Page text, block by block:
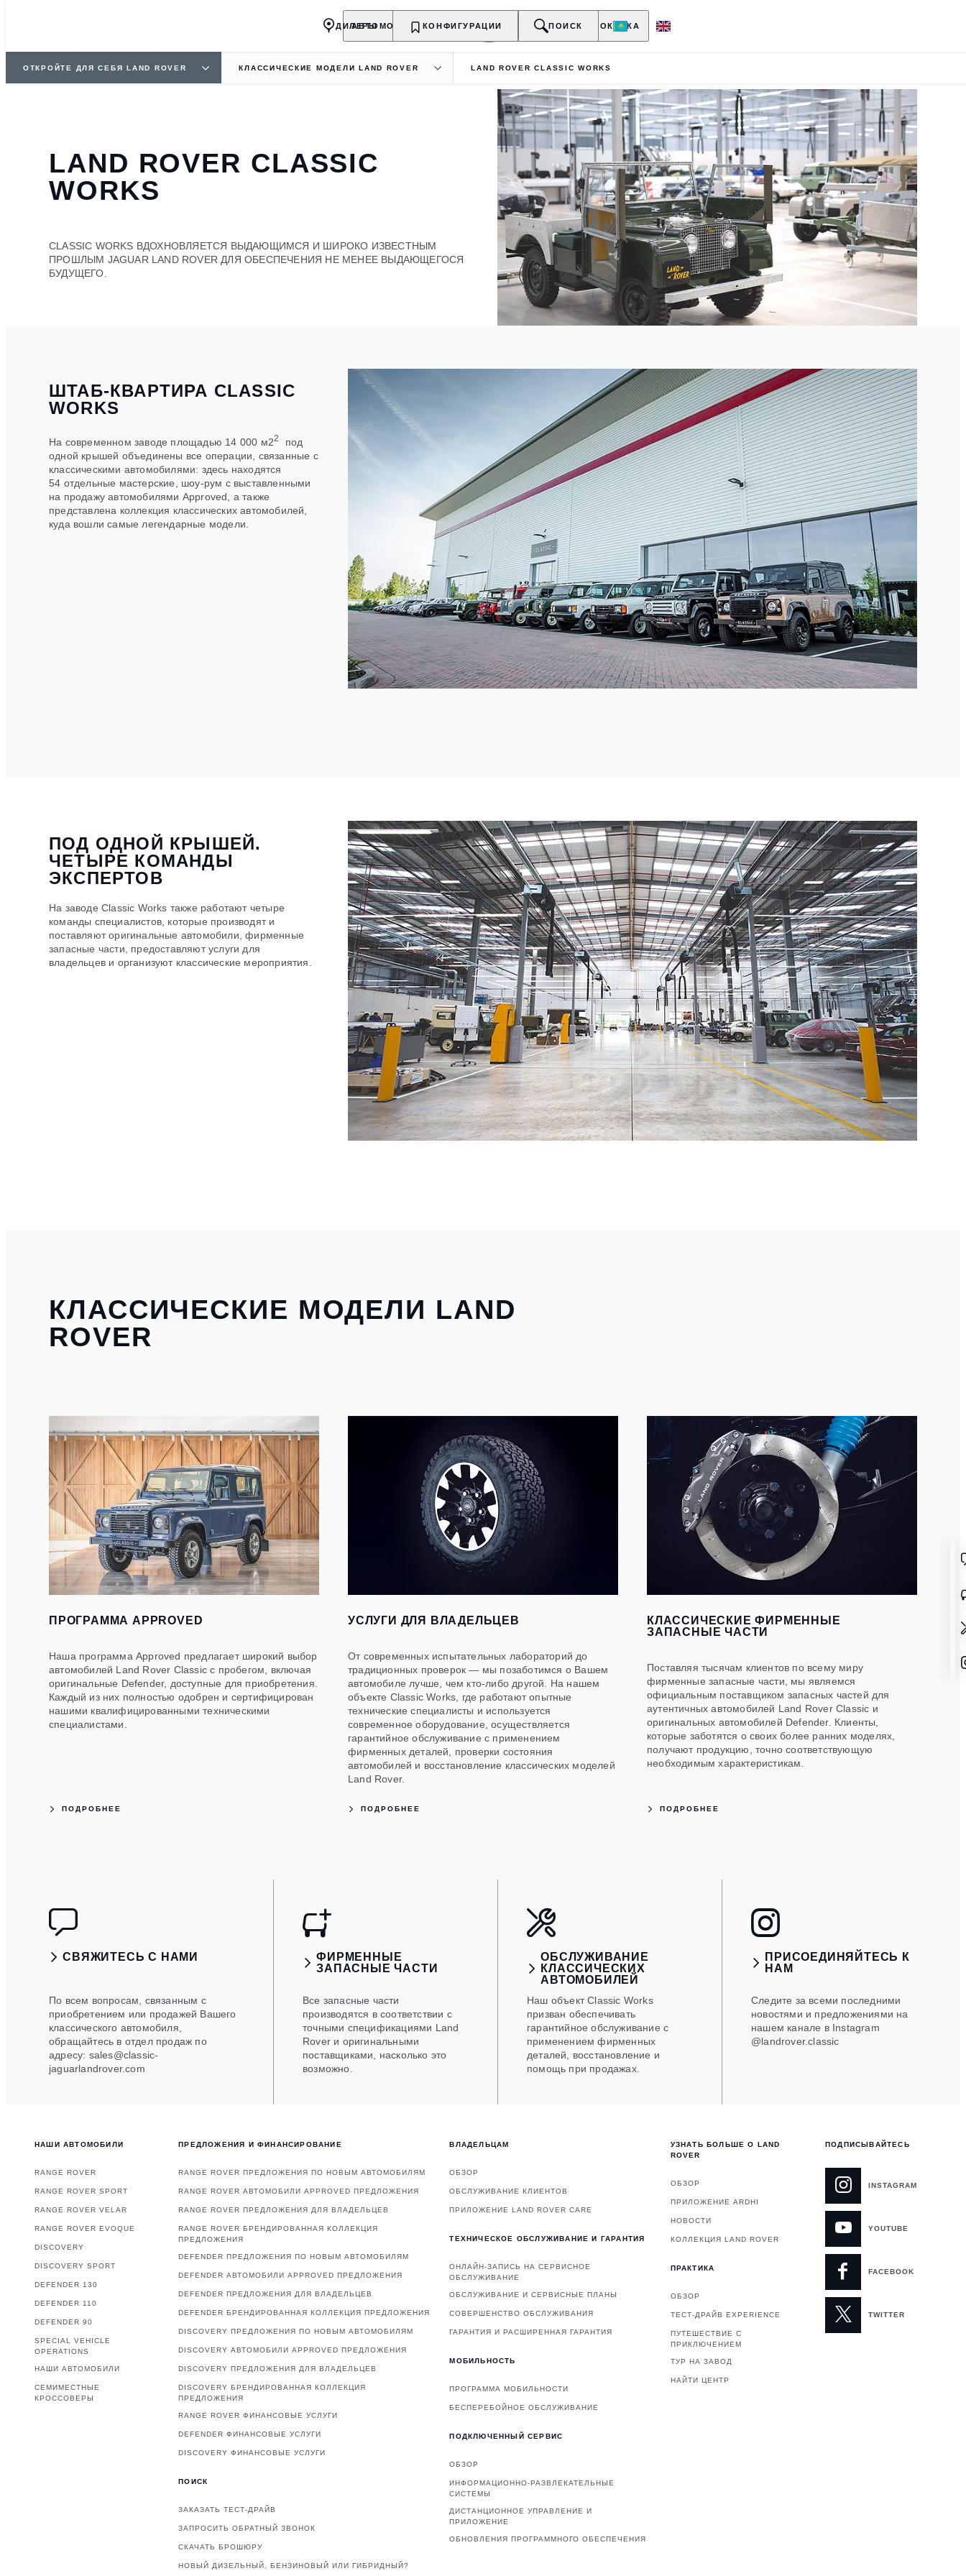
АВТОМОБИЛИ ВЛАДЕЛЬЦАМ О БРЕНДЕ ПОКУПКА
ДИЛЕРЫ КОНФИГУРАЦИИ ПОИСК
ОТКРОЙТЕ ДЛЯ СЕБЯ LAND ROVER КЛАССИЧЕСКИЕ МОДЕЛИ LAND ROVER LAND ROVER CLASSIC WORKS
LAND ROVER CLASSIC
WORKS
CLASSIC WORKS ВДОХНОВЛЯЕТСЯ ВЫДАЮЩИМСЯ И ШИРОКО ИЗВЕСТНЫМ
ПРОШЛЫМ JAGUAR LAND ROVER ДЛЯ ОБЕСПЕЧЕНИЯ НЕ МЕНЕЕ ВЫДАЮЩЕГОСЯ
БУДУЩЕГО.
ШТАБ-КВАРТИРА CLASSIC
WORKS
На современном заводе площадью 14 000 м22
под
одной крышей объединены все операции, связанные с
классическими автомобилями: здесь находятся
54 отдельные мастерские, шоу-рум с выставленными
на продажу автомобилями Approved, а также
представлена коллекция классических автомобилей,
куда вошли самые легендарные модели.
ПОД ОДНОЙ КРЫШЕЙ.
ЧЕТЫРЕ КОМАНДЫ
ЭКСПЕРТОВ
На заводе Classic Works также работают четыре
команды специалистов, которые производят и
поставляют оригинальные автомобили, фирменные
запасные части, предоставляют услуги для
владельцев и организуют классические мероприятия.
КЛАССИЧЕСКИЕ МОДЕЛИ LAND
ROVER
ПРОГРАММА APPROVED
Наша программа Approved предлагает широкий выбор
автомобилей Land Rover Classic с пробегом, включая
оригинальные Defender, доступные для приобретения.
Каждый из них полностью одобрен и сертифицирован
нашими квалифицированными техническими
специалистами.
ПОДРОБНЕЕ
УСЛУГИ ДЛЯ ВЛАДЕЛЬЦЕВ
От современных испытательных лабораторий до
традиционных проверок — мы позаботимся о Вашем
автомобиле лучше, чем кто-либо другой. На нашем
объекте Classic Works, где работают опытные
технические специалисты и используется
современное оборудование, осуществляется
гарантийное обслуживание с применением
фирменных деталей, проверки состояния
автомобилей и восстановление классических моделей
Land Rover.
ПОДРОБНЕЕ
КЛАССИЧЕСКИЕ ФИРМЕННЫЕ
ЗАПАСНЫЕ ЧАСТИ
Поставляя тысячам клиентов по всему миру
фирменные запасные части, мы являемся
официальным поставщиком запасных частей для
аутентичных автомобилей Land Rover Classic и
оригинальных автомобилей Defender. Клиенты,
которые заботятся о своих более ранних моделях,
получают продукцию, точно соответствующую
необходимым характеристикам.
ПОДРОБНЕЕ
СВЯЖИТЕСЬ С НАМИ
По всем вопросам, связанным с
приобретением или продажей Вашего
классического автомобиля,
обращайтесь в отдел продаж по
адресу: sales@classic-
jaguarlandrover.com
ФИРМЕННЫЕ
ЗАПАСНЫЕ ЧАСТИ
Все запасные части
производятся в соответствии с
точными спецификациями Land
Rover и оригинальными
поставщиками, насколько это
возможно.
ОБСЛУЖИВАНИЕ
КЛАССИЧЕСКИХ
АВТОМОБИЛЕЙ
Наш объект Classic Works
призван обеспечивать
гарантийное обслуживание с
применением фирменных
деталей, восстановление и
помощь при продажах.
ПРИСОЕДИНЯЙТЕСЬ К
НАМ
Следите за всеми последними
новостями и предложениями на
нашем канале в Instagram
@landrover.classic
НАШИ АВТОМОБИЛИ
RANGE ROVER
RANGE ROVER SPORT
RANGE ROVER VELAR
RANGE ROVER EVOQUE
DISCOVERY
DISCOVERY SPORT
DEFENDER 130
DEFENDER 110
DEFENDER 90
SPECIAL VEHICLE
OPERATIONS
НАШИ АВТОМОБИЛИ
СЕМИМЕСТНЫЕ
КРОССОВЕРЫ
ПРЕДЛОЖЕНИЯ И ФИНАНСИРОВАНИЕ
RANGE ROVER ПРЕДЛОЖЕНИЯ ПО НОВЫМ АВТОМОБИЛЯМ
RANGE ROVER АВТОМОБИЛИ APPROVED ПРЕДЛОЖЕНИЯ
RANGE ROVER ПРЕДЛОЖЕНИЯ ДЛЯ ВЛАДЕЛЬЦЕВ
RANGE ROVER БРЕНДИРОВАННАЯ КОЛЛЕКЦИЯ
ПРЕДЛОЖЕНИЯ
DEFENDER ПРЕДЛОЖЕНИЯ ПО НОВЫМ АВТОМОБИЛЯМ
DEFENDER АВТОМОБИЛИ APPROVED ПРЕДЛОЖЕНИЯ
DEFENDER ПРЕДЛОЖЕНИЯ ДЛЯ ВЛАДЕЛЬЦЕВ
DEFENDER БРЕНДИРОВАННАЯ КОЛЛЕКЦИЯ ПРЕДЛОЖЕНИЯ
DISCOVERY ПРЕДЛОЖЕНИЯ ПО НОВЫМ АВТОМОБИЛЯМ
DISCOVERY АВТОМОБИЛИ APPROVED ПРЕДЛОЖЕНИЯ
DISCOVERY ПРЕДЛОЖЕНИЯ ДЛЯ ВЛАДЕЛЬЦЕВ
DISCOVERY БРЕНДИРОВАННАЯ КОЛЛЕКЦИЯ
ПРЕДЛОЖЕНИЯ
RANGE ROVER ФИНАНСОВЫЕ УСЛУГИ
DEFENDER ФИНАНСОВЫЕ УСЛУГИ
DISCOVERY ФИНАНСОВЫЕ УСЛУГИ
ПОИСК
ЗАКАЗАТЬ ТЕСТ-ДРАЙВ
ЗАПРОСИТЬ ОБРАТНЫЙ ЗВОНОК
СКАЧАТЬ БРОШЮРУ
НОВЫЙ ДИЗЕЛЬНЫЙ, БЕНЗИНОВЫЙ ИЛИ ГИБРИДНЫЙ?
ВЛАДЕЛЬЦАМ
ОБЗОР
ОБСЛУЖИВАНИЕ КЛИЕНТОВ
ПРИЛОЖЕНИЕ LAND ROVER CARE
ТЕХНИЧЕСКОЕ ОБСЛУЖИВАНИЕ И ГАРАНТИЯ
ОНЛАЙН-ЗАПИСЬ НА СЕРВИСНОЕ
ОБСЛУЖИВАНИЕ
ОБСЛУЖИВАНИЕ И СЕРВИСНЫЕ ПЛАНЫ
СОВЕРШЕНСТВО ОБСЛУЖИВАНИЯ
ГАРАНТИЯ И РАСШИРЕННАЯ ГАРАНТИЯ
МОБИЛЬНОСТЬ
ПРОГРАММА МОБИЛЬНОСТИ
БЕСПЕРЕБОЙНОЕ ОБСЛУЖИВАНИЕ
ПОДКЛЮЧЕННЫЙ СЕРВИС
ОБЗОР
ИНФОРМАЦИОННО-РАЗВЛЕКАТЕЛЬНЫЕ
СИСТЕМЫ
ДИСТАНЦИОННОЕ УПРАВЛЕНИЕ И
ПРИЛОЖЕНИЕ
ОБНОВЛЕНИЯ ПРОГРАММНОГО ОБЕСПЕЧЕНИЯ
УЗНАТЬ БОЛЬШЕ О LAND
ROVER
ОБЗОР
ПРИЛОЖЕНИЕ ARDHI
НОВОСТИ
КОЛЛЕКЦИЯ LAND ROVER
ПРАКТИКА
ОБЗОР
ТЕСТ-ДРАЙВ EXPERIENCE
ПУТЕШЕСТВИЕ С
ПРИКЛЮЧЕНИЕМ
ТУР НА ЗАВОД
НАЙТИ ЦЕНТР
ПОДПИСЫВАЙТЕСЬ
INSTAGRAM
YOUTUBE
FACEBOOK
TWITTER